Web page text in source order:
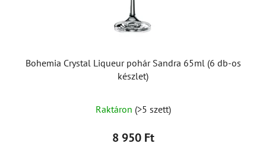
Bohemia Crystal Liqueur pohár Sandra 65ml (6 db-os
készlet)
Raktáron (>5 szett)
8 950 Ft